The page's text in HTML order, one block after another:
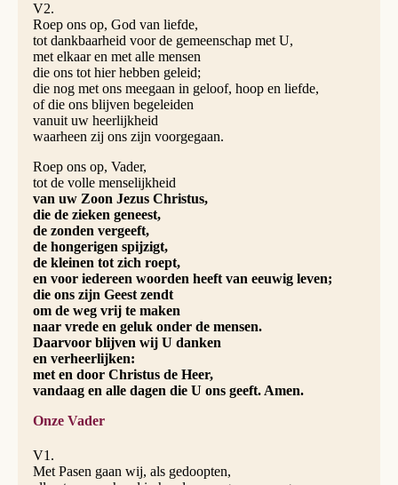
V2.
Roep ons op, God van liefde,
tot dankbaarheid voor de gemeenschap met U,
met elkaar en met alle mensen
die ons tot hier hebben geleid;
die nog met ons meegaan in geloof, hoop en liefde,
of die ons blijven begeleiden
vanuit uw heerlijkheid
waarheen zij ons zijn voorgegaan.
Roep ons op, Vader,
tot de volle menselijkheid
van uw Zoon Jezus Christus,
die de zieken geneest,
de zonden vergeeft,
de hongerigen spijzigt,
de kleinen tot zich roept,
en voor iedereen woorden heeft van eeuwig leven;
die ons zijn Geest zendt
om de weg vrij te maken
naar vrede en geluk onder de mensen.
Daarvoor blijven wij U danken
en verheerlijken:
met en door Christus de Heer,
vandaag en alle dagen die U ons geeft. Amen.
Onze Vader
V1.
Met Pasen gaan wij, als gedoopten,